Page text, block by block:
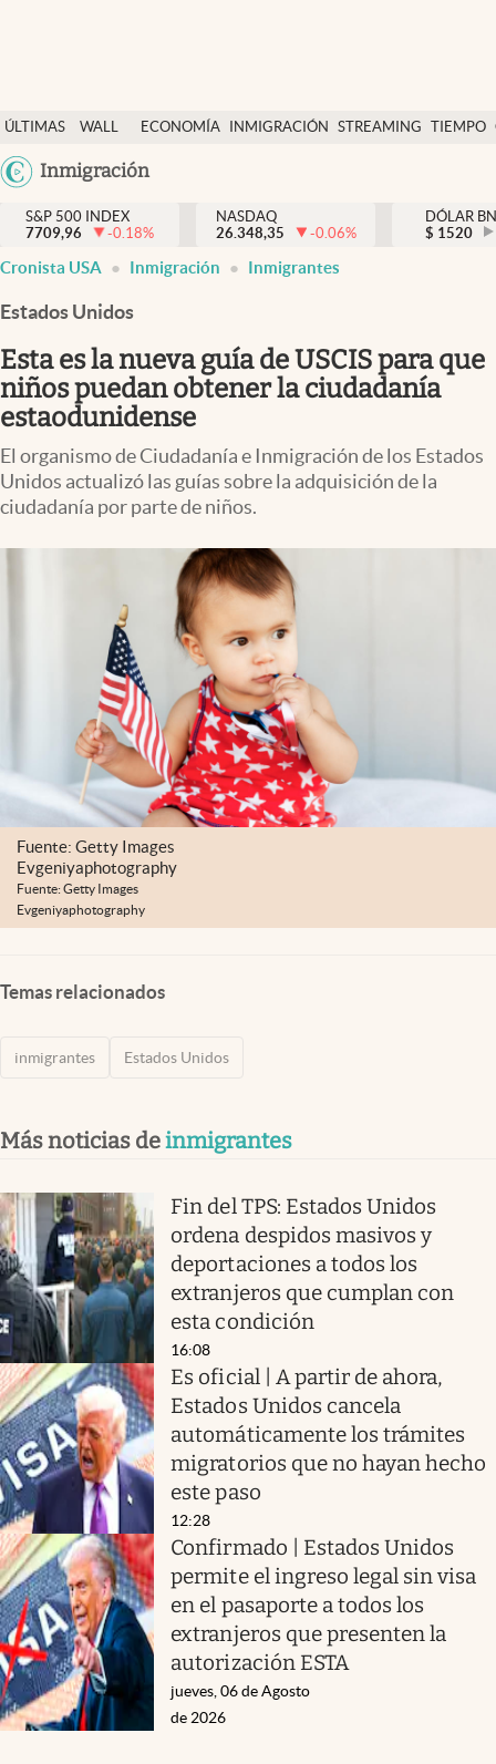
ÚLTIMAS
NOTICIAS
WALL
Y
DÓLAR
ECONOMÍA INMIGRACIÓN STREAMING TIEMPO
México
Inmigración
Finanzas y economía
Wall Street y dólar
Inmigración
Espiritual
Streaming
PC y mobile
Lifestyle
S&P 500 INDEX
7709,96
-0.18%
NASDAQ
26.348,35
-0.06%
DÓLAR
$ 1520
Cronista USA Inmigración Inmigrantes
Estados Unidos
Esta es la nueva guía de USCIS para que
niños puedan obtener la ciudadanía
estaodunidense
El organismo de Ciudadanía e Inmigración de los Estados
Unidos actualizó las guías sobre la adquisición de la
ciudadanía por parte de niños.
Fuente: Getty Images
Evgeniyaphotography
Fuente: Getty Images
Evgeniyaphotography
Temas relacionados
inmigrantes Estados Unidos
Más noticias deinmigrantes
Fin del TPS: Estados Unidos
ordena despidos masivos y
deportaciones a todos los
extranjeros que cumplan con
esta condición
16:08
Es oficial | A partir de ahora,
Estados Unidos cancela
automáticamente los trámites
migratorios que no hayan hecho
este paso
12:28
Confirmado | Estados Unidos
permite el ingreso legal sin visa
en el pasaporte a todos los
extranjeros que presenten la
autorización ESTA
jueves, 06 de Agosto
de 2026